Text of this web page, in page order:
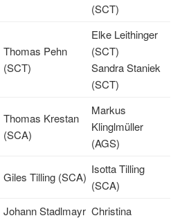
(SCT)
Thomas Pehn
(SCT)
Elke Leithinger
(SCT)
Sandra Staniek
(SCT)
Thomas Krestan
(SCA)
Markus
Klinglmüller
(AGS)
Giles Tilling (SCA)
Isotta Tilling
(SCA)
Johann Stadlmayr Christina